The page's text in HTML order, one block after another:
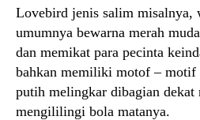
Lovebird jenis salim misalnya,
umumnya bewarna merah
dan memikat para pecinta
bahkan memiliki motof – motif
putih melingkar dibagian dekat
mengililingi bola matanya.